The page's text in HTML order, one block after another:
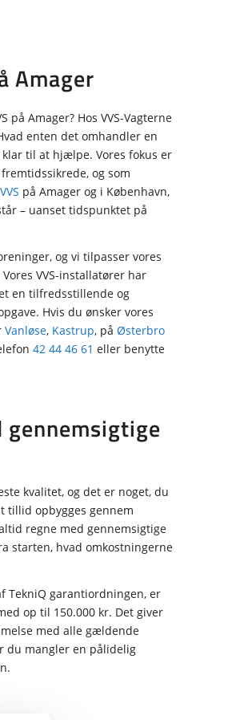
Amager
Amager? Hos VVS-Vagterne
enten det omhandler en
til at hjælpe. Vores fokus er
og som
på Amager og i København,
– uanset tidspunktet på
og vi tilpasser vores
VVS-installatører har
en tilfredsstillende og
Hvis du ønsker vores
Vanløse, Kastrup, påØsterbro
42 44 46 61 eller benytte
kvalitet, og det er noget, du
tillid opbygges gennem
regne med gennemsigtige
starten, hvad omkostningerne
TekniQ garantiordningen, er
op til 150.000 kr. Det giver
med alle gældende
du mangler en pålidelig